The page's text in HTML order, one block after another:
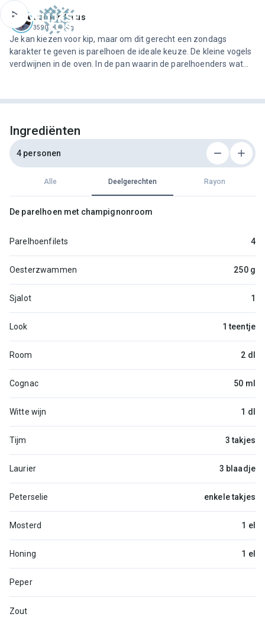
Jeroen Meus
3590 recepten
Je kan kiezen voor kip, maar om dit gerecht een zondags
karakter te geven is parelhoen de ideale keuze. De kleine vogels
verdwijnen in de oven. In de pan waarin de parelhoenders wat
zet in geen tijd een onweerstaanbaar lekker hoofdgerecht op de
Ingrediënten
4 personen
Alle Deelgerechten Rayon
De parelhoen met champignonroom
Parelhoenfilets 4
Oesterzwammen 250 g
Sjalot 1
Look 1 teentje
Room 2 dl
Cognac 50 ml
Witte wijn 1 dl
Tijm 3 takjes
Laurier 3 blaadje
Peterselie enkele takjes
Mosterd 1 el
Honing 1 el
Peper
Zout